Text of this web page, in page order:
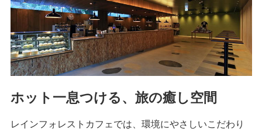
ホット一息つける、旅の癒し空間
レインフォレストカフェでは、環境にやさしいこだわり